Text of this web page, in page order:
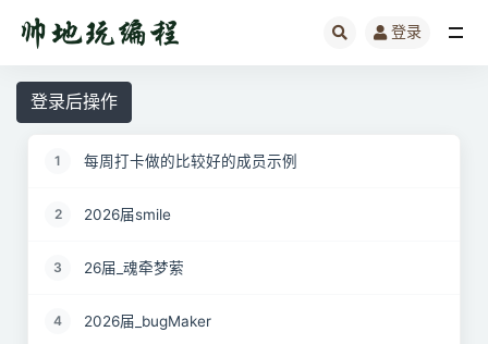
登录
登录后操作
1 每周打卡做的比较好的成员示例
2 2026届smile
3 26届_魂牵梦萦
4 2026届_bugMaker